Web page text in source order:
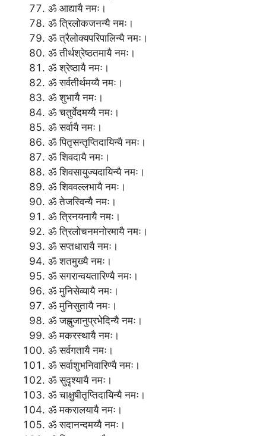
ॐ आद्यायै नमः।
ॐ त्रिलोकजनन्यै नमः।
ॐ त्रैलोक्यपरिपालिन्यै नमः।
ॐ तीर्थश्रेष्ठतमायै नमः।
ॐ श्रेष्ठायै नमः।
ॐ सर्वतीर्थमय्यै नमः।
ॐ शुभायै नमः।
ॐ चतुर्वेदमय्यै नमः।
ॐ सर्वायै नमः।
ॐ पितृसन्तृप्तिदायिन्यै नमः।
ॐ शिवदायै नमः।
ॐ शिवसायुज्यदायिन्यै नमः।
ॐ शिववल्लभायै नमः।
ॐ तेजस्विन्यै नमः।
ॐ त्रिनयनायै नमः।
ॐ त्रिलोचनमनोरमायै नमः।
ॐ सप्तधारायै नमः।
ॐ शतमुख्यै नमः।
ॐ सगरान्वयतारिण्यै नमः।
ॐ मुनिसेव्यायै नमः।
ॐ मुनिसुतायै नमः।
ॐ जह्नुजानुप्रभेदिन्यै नमः।
ॐ मकरस्थायै नमः।
ॐ सर्वगतायै नमः।
ॐ सर्वाशुभनिवारिण्यै नमः।
ॐ सुदृश्यायै नमः।
ॐ चाक्षुषीतृप्तिदायिन्यै नमः।
ॐ मकरालयायै नमः।
ॐ सदानन्दमय्यै नमः।